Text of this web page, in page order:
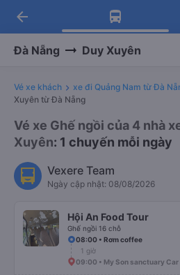
Tải app Vexere
Nhận ưu đãi thành
Tải app Vexere
-30k/ghế khi đặt vé
arrow_back
Đà Nẵng Duy Xuyên
Vé xe khách xe đi Quảng Nam từ Đà
Xuyên từ Đà Nẵng
Vé xe Ghế ngồi của 4 nhà
Xuyên: 1 chuyến mỗi ngày
Vexere Team
Ngày cập nhật: 08/08/2026
Hội An Food Tour
Ghế ngồi 16 chỗ
08:00 • Rơm coffee
1 giờ
09:00 • My Son sanctuary Car